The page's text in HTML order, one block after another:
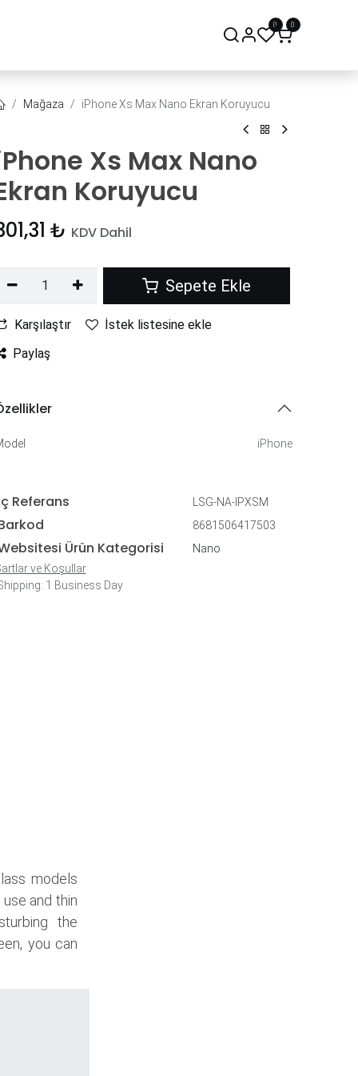
0 0
Mağaza iPhone Xs Max Nano Ekran Koruyucu
Xs Max Nano
Koruyucu
₺ KDV Dahil
Sepete Ekle
Karşılaştır
İstek listesine ekle
Paylaş
iPhone
Referans LSG-NA-IPXSM
8681506417503
Ürün Kategorisi
Nano
ve Koşullar
1 Business Day
models
and thin
the
you can